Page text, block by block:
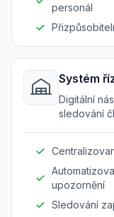
personál
Systém
Digitální
sledování
upozornění
Sledování